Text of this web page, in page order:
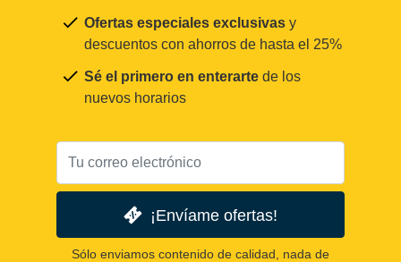
Ofertas especiales exclusivas y
descuentos con ahorros de hasta el 25%
Sé el primero en enterarte de los
nuevos horarios
¡Envíame ofertas!
Sólo enviamos contenido de calidad, nada de